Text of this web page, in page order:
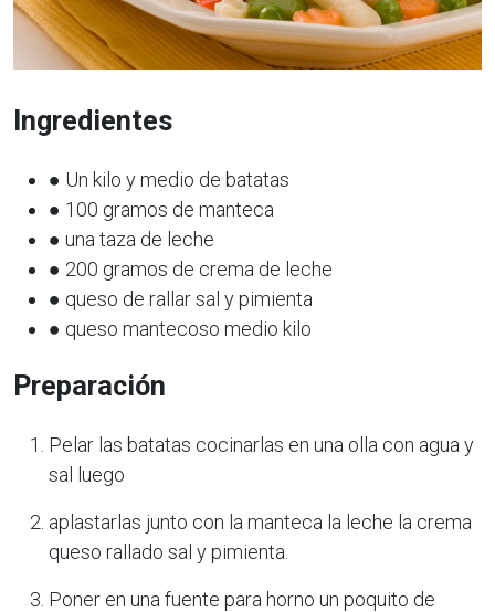
Ingredientes
● Un kilo y medio de batatas
● 100 gramos de manteca
● una taza de leche
● 200 gramos de crema de leche
● queso de rallar sal y pimienta
● queso mantecoso medio kilo
Preparación
Pelar las batatas cocinarlas en una olla con agua y
sal luego
aplastarlas junto con la manteca la leche la crema
queso rallado sal y pimienta.
Poner en una fuente para horno un poquito de